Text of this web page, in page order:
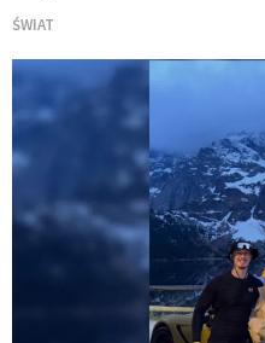
ŚWIAT